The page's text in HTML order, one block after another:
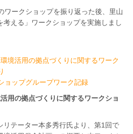
ワークショップを振り返った後、里山
考える」ワークショップを実施しまし
境活用の拠点づくりに関するワーク
ョップグループワーク記録
用の拠点づくりに関するワークショ
リテーター本多秀行氏より、第1回で